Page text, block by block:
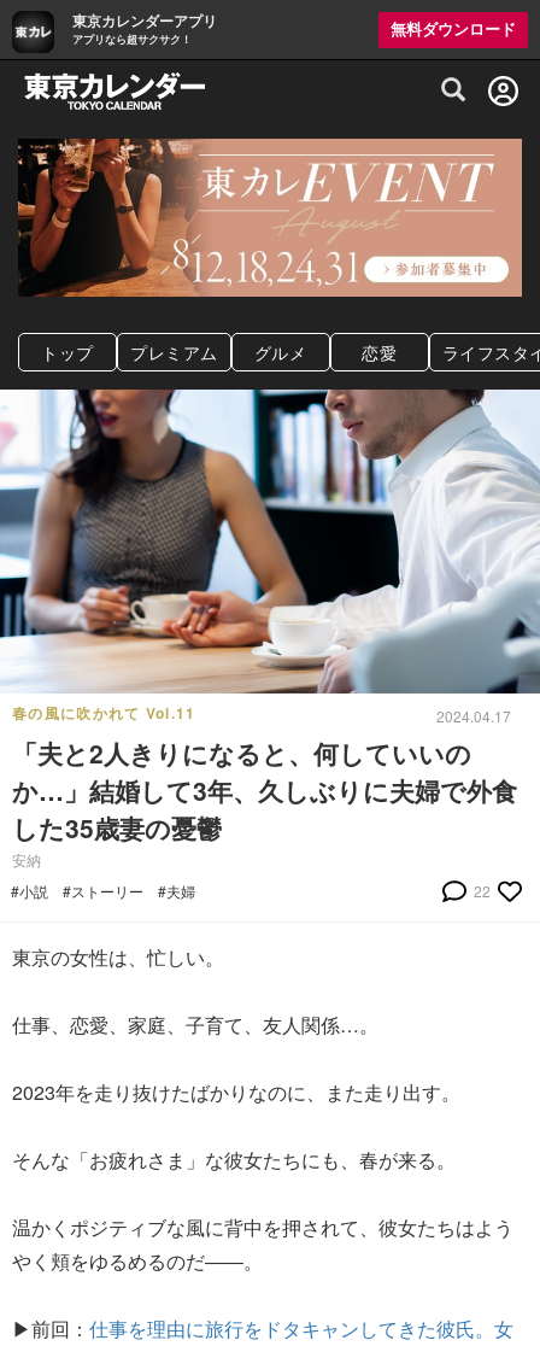
東京カレンダーアプリ
アプリなら超サクサク！
無料ダウンロード
グルメ情報・プレミアムレストラン予約
トップ プレミアム グルメ 恋愛 ライフスタ
春の風に吹かれて Vol.11 2024.04.17
「夫と2人きりになると、何していいの
か…」結婚して3年、久しぶりに夫婦で外食
した35歳妻の憂鬱
安納
#小説
#ストーリー #夫婦 22
東京の女性は、忙しい。
仕事、恋愛、家庭、子育て、友人関係…。
2023年を走り抜けたばかりなのに、また走り出す。
そんな「お疲れさま」な彼女たちにも、春が来る。
温かくポジティブな風に背中を押されて、彼女たちはよう
やく頬をゆるめるのだ――。
▶前回： 仕事を理由に旅行をドタキャンしてきた彼氏。女